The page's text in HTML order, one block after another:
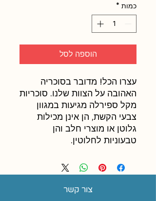
כמות *
הוספה לסל
עצרו הכל! מדובר בסוכריה
האהובה על הצוות שלנו. סוכריות
מקל ספירלה מגיעות במגוון
צבעי הקשת, הן אינן מכילות
גלוטן או מוצרי חלב והן
טבעוניות לחלוטין.
צור קשר